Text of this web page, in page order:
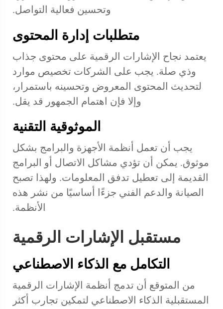
وتحسين فعالية التواصل.
متطلبات إدارة المحتوى
يعتمد نجاح الإشارات الرقمية على محتوى جذاب
وذي صلة. يجب على الشركات تخصيص موارد
لتحديث المحتوى المعروض وتحسينه باستمرار،
وإلا فإن اهتمام الجمهور قد يقل.
الموثوقية التقنية
يجب أن تعمل أنظمة الأجهزة والبرامج بشكل
موثوق. يمكن أن تؤدي مشاكل الاتصال أو البرامج
القديمة إلى تعطيل تدفق المعلومات. ولهذا تصبح
الصيانة والدعم الفني جزءًا أساسيًا من نشر هذه
الأنظمة.
مستقبل الإشارات الرقمية
التكامل مع الذكاء الاصطناعي
من المتوقع أن تدمج أنظمة الإشارات الرقمية
المستقبلية الذكاء الاصطناعي لتمكين تجارب أكثر